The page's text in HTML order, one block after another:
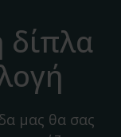
δίπλα
μας θα σας